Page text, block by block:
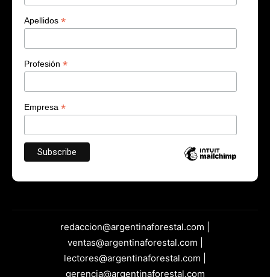
Apellidos *
Profesión *
Empresa *
redaccion@argentinaforestal.com |
ventas@argentinaforestal.com |
lectores@argentinaforestal.com |
gerencia@argentinaforestal.com